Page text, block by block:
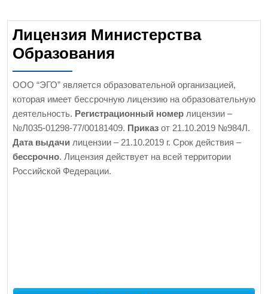
Лицензия Министерства
Образования
ООО “ЭГО” является образовательной организацией,
которая имеет бессрочную лицензию на образовательную
деятельность. Регистрационный номер лицензии –
№Л035-01298-77/00181409. Приказ от 21.10.2019 №984Л.
Дата выдачи лицензии – 21.10.2019 г. Срок действия –
бессрочно. Лицензия действует на всей территории
Российской Федерации.